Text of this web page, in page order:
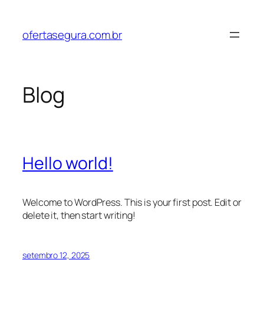
ofertasegura.com.br
Blog
Hello world!
Welcome to WordPress. This is your first post. Edit or
delete it, then start writing!
setembro 12, 2025